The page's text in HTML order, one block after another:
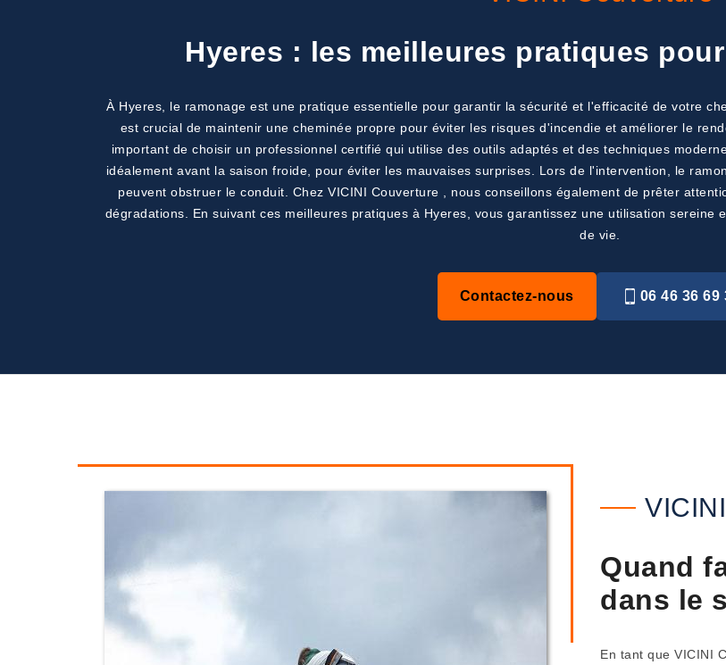
Hyeres : les meilleures pratiques
À Hyeres, le ramonage est une pratique essentielle pour garantir la sécurité et l'efficacité de votre
est crucial de maintenir une cheminée propre pour éviter les risques d'incendie et améliorer le
important de choisir un professionnel certifié qui utilise des outils adaptés et des techniques
idéalement avant la saison froide, pour éviter les mauvaises surprises. Lors de l'intervention, le
peuvent obstruer le conduit. Chez VICINI Couverture , nous conseillons également de prêter
dégradations. En suivant ces meilleures pratiques à Hyeres, vous garantissez une utilisation
de vie.
Contactez-nous 06 46 36 69
Quand
dans le
En tant que VICINI